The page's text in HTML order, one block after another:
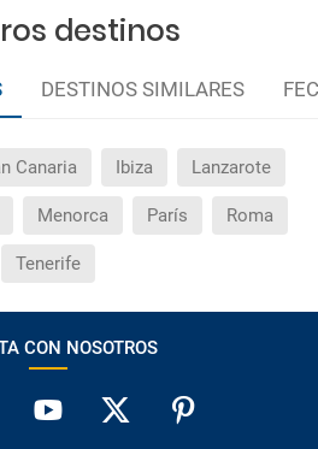
destinos
DESTINOS SIMILARES
Canaria Ibiza Lanzarote
Menorca París Roma
Tenerife
CON NOSOTROS